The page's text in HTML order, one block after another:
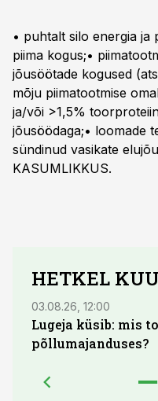
• puhtalt silo energia ja
piima kogus;•
jõusöötade kogused
mõju piimatootmise
ja/või >1,5%
jõusöödaga;• loomade
sündinud vasikate
KASUMLIKKUS.
HETKEL
03.08.26, 12:00
Lugeja küsib: mis
põllumajanduses?